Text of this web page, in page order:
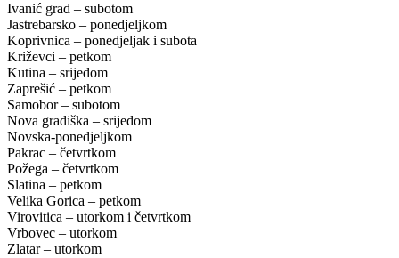
Ivanić grad – subotom
Jastrebarsko – ponedjeljkom
Koprivnica – ponedjeljak i subota
Križevci – petkom
Kutina – srijedom
Zaprešić – petkom
Samobor – subotom
Nova gradiška – srijedom
Novska-ponedjeljkom
Pakrac – četvrtkom
Požega – četvrtkom
Slatina – petkom
Velika Gorica – petkom
Virovitica – utorkom i četvrtkom
Vrbovec – utorkom
Zlatar – utorkom